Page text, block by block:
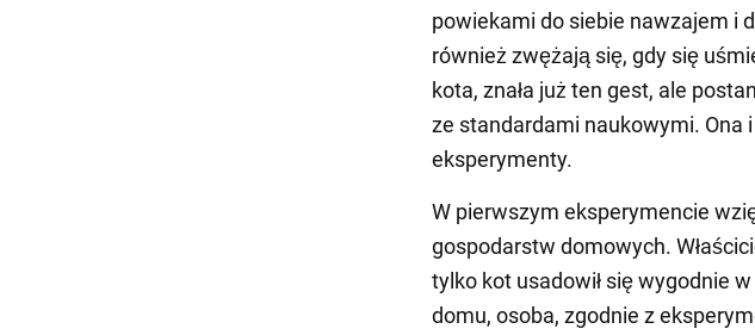
powiekami do siebie nawzajem i
również zwężają się, gdy się
kota, znała już ten gest, ale
ze standardami naukowymi. Ona
eksperymenty.
W pierwszym eksperymencie
gospodarstw domowych.
tylko kot usadowił się wygodnie
domu, osoba, zgodnie z